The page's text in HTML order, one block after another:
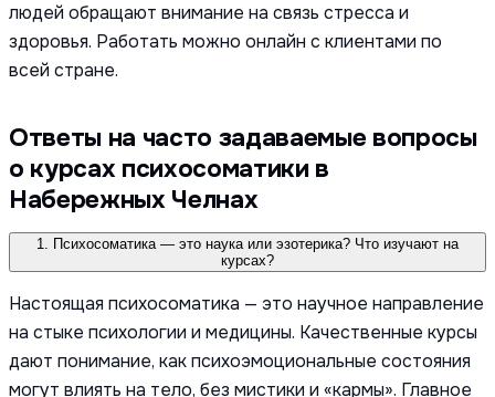
людей обращают внимание на связь стресса и
здоровья. Работать можно онлайн с клиентами по
всей стране.
Ответы на часто задаваемые вопросы
о курсах психосоматики в
Набережных Челнах
1. Психосоматика — это наука или эзотерика? Что изучают на
курсах?
Настоящая психосоматика — это научное направление
на стыке психологии и медицины. Качественные курсы
дают понимание, как психоэмоциональные состояния
могут влиять на тело, без мистики и «кармы». Главное